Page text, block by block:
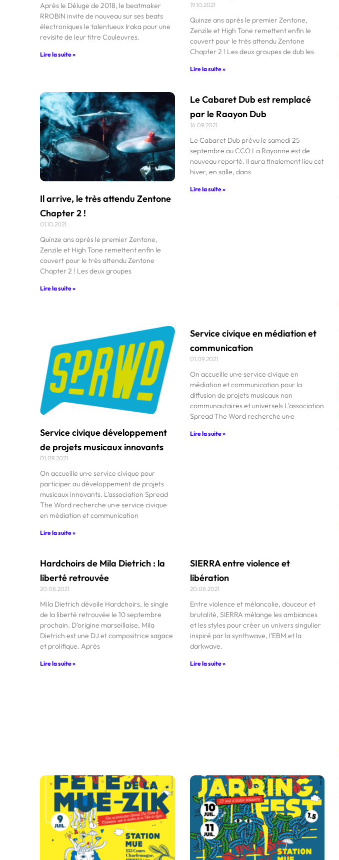
Après le Déluge de 2018, le beatmaker
RROBIN invite de nouveau sur ses beats
électroniques le talentueux Iraka pour une
revisite de leur titre Couleuvres.
Lire la suite »
19.10.2021
Quinze ans après le premier Zentone,
Zenzile et High Tone remettent enfin le
couvert pour le très attendu Zentone
Chapter 2 ! Les deux groupes de dub les
Lire la suite »
Il arrive, le très attendu Zentone
Chapter 2 !
01.10.2021
Quinze ans après le premier Zentone,
Zenzile et High Tone remettent enfin le
couvert pour le très attendu Zentone
Chapter 2 ! Les deux groupes
Lire la suite »
Le Cabaret Dub est remplacé
par le Raayon Dub
16.09.2021
Le Cabaret Dub prévu le samedi 25
septembre au CCO La Rayonne est de
nouveau reporté. Il aura finalement lieu cet
hiver, en salle, dans
Lire la suite »
Service civique développement
de projets musicaux innovants
01.09.2021
On accueille un·e service civique pour
participer au développement de projets
musicaux innovants. L’association Spread
The Word recherche un·e service civique
en médiation et communication
Lire la suite »
Service civique en médiation et
communication
01.09.2021
On accueille un·e service civique en
médiation et communication pour la
diffusion de projets musicaux non
communautaires et universels L’association
Spread The Word recherche un·e
Lire la suite »
Hardchoirs de Mila Dietrich : la
liberté retrouvée
20.08.2021
Mila Dietrich dévoile Hardchoirs, le single
de la liberté retrouvée le 10 septembre
prochain. D’origine marseillaise, Mila
Dietrich est une DJ et compositrice sagace
et prolifique. Après
Lire la suite »
SIERRA entre violence et
libération
20.08.2021
Entre violence et mélancolie, douceur et
brutalité, SIERRA mélange les ambiances
et les styles pour créer un univers singulier
inspiré par la synthwave, l’EBM et la
darkwave.
Lire la suite »